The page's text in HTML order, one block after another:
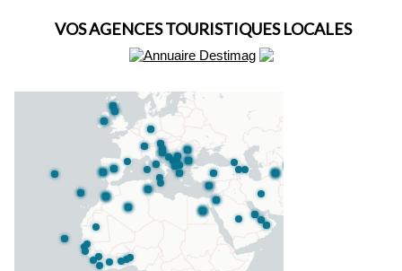
VOS AGENCES TOURISTIQUES LOCALES